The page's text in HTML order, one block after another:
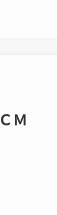
Ｍ